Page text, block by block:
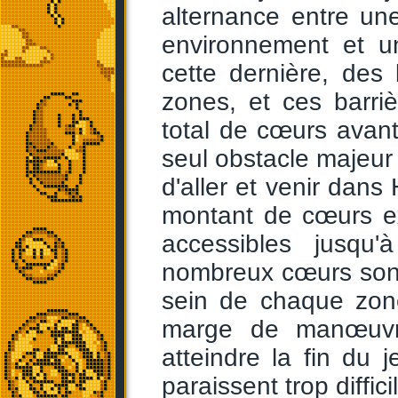
alternance entre
environnement et
cette dernière, des
zones, et ces
total de cœurs
seul obstacle
d'aller et venir dans
montant de cœurs
accessibles
nombreux cœurs
sein de chaque
marge de
atteindre la fin du
paraissent trop